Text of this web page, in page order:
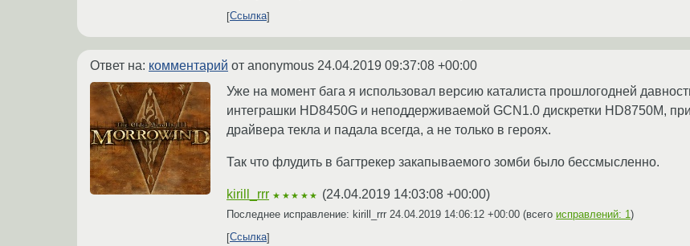
Ссылка
Ответ на: комментарий от anonymous 24.04.2019 09:37:08 +00:00
Уже на момент бага я использовал версию каталиста прошлогодней
интеграшки HD8450G и неподдерживаемой GCN1.0 дискретки HD8750M,
драйвера текла и падала всегда, а не только в героях.
Так что флудить в багтрекер закапываемого зомби было бессмысленно.
kirill_rrr ★★★★★ (24.04.2019 14:03:08 +00:00)
Последнее исправление: kirill_rrr 24.04.2019 14:06:12 +00:00 (всего исправлений: 1 )
Ссылка